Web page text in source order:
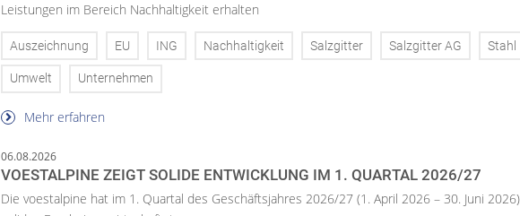
Leistungen im Bereich Nachhaltigkeit erhalten
Auszeichnung EU ING Nachhaltigkeit Salzgitter Salzgitter AG Stahl
Umwelt Unternehmen
Mehr erfahren
06.08.2026
VOESTALPINE ZEIGT SOLIDE ENTWICKLUNG IM 1. QUARTAL 2026/27
Die voestalpine hat im 1. Quartal des Geschäftsjahres 2026/27 (1. April 2026 – 30. Juni